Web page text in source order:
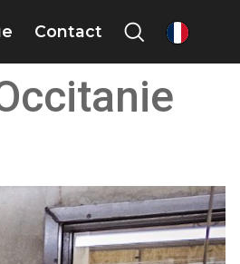
Contact fr